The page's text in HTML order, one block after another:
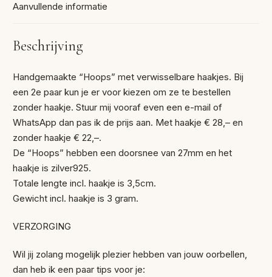
Aanvullende informatie
Beschrijving
Handgemaakte “Hoops” met verwisselbare haakjes. Bij
een 2e paar kun je er voor kiezen om ze te bestellen
zonder haakje. Stuur mij vooraf even een e-mail of
WhatsApp dan pas ik de prijs aan. Met haakje € 28,– en
zonder haakje € 22,–.
De “Hoops” hebben een doorsnee van 27mm en het
haakje is zilver925.
Totale lengte incl. haakje is 3,5cm.
Gewicht incl. haakje is 3 gram.
VERZORGING
Wil jij zolang mogelijk plezier hebben van jouw oorbellen,
dan heb ik een paar tips voor je: